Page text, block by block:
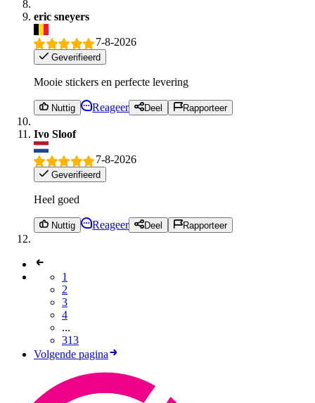
eric sneyers
7-8-2026
Geverifieerd
Mooie stickers en perfecte levering
Nuttig Reageer Deel Rapporteer
Ivo Sloof
7-8-2026
Geverifieerd
Heel goed
Nuttig Reageer Deel Rapporteer
1
2
3
4
...
313
Volgende pagina